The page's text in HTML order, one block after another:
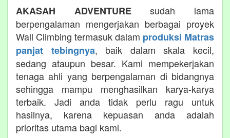
AKASAH ADVENTUREsudah lama
berpengalaman mengerjakan berbagai proyek
Wall Climbing termasuk dalam produksi Matras
panjat tebingnya, baik dalam skala kecil,
sedang ataupun besar. Kami mempekerjakan
tenaga ahli yang berpengalaman di bidangnya
sehingga mampu menghasilkan karya-karya
terbaik. Jadi anda tidak perlu ragu untuk
hasilnya, karena kepuasan anda adalah
prioritas utama bagi kami.